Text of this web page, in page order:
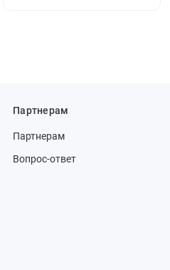
Партнерам
Партнерам
Вопрос-ответ